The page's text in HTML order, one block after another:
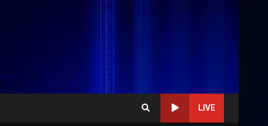
LIVE